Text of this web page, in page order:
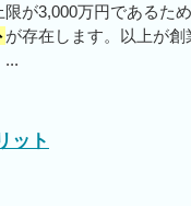
が3,000万円であるた
が存在します。以上が
...
ット